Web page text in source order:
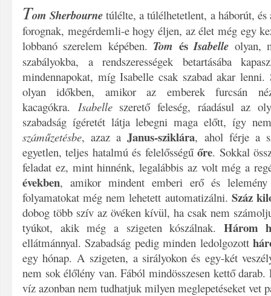
Tom Sherbourne túlélte, a túlélhetetlent, a háborút,
forognak, megérdemli-e hogy éljen, az élet még egy
lobbanó szerelem képében. Tom ésIsabelle olyan,
szabályokba, a rendszerességek betartásába
mindennapokat, míg Isabelle csak szabad akar lenni.
olyan időkben, amikor az emberek furcsán
kacagókra. Isabelle szerető feleség, ráadásul az
szabadság ígéretét látja lebegni maga előtt, így
száműzetésbe, azaz aJanus-sziklára, ahol férje a
egyetlen, teljes hatalmú és felelősségűőre. Sokkal
feladat ez, mint hinnénk, legalábbis az volt még a
években, amikor mindent emberi erő és
folyamatokat még nem lehetett automatizálni. Száz
dobog több szív az övéken kívül, ha csak nem
tyúkot, akik még a szigeten kószálnak. Három
ellátmánnyal. Szabadság pedig minden ledolgozott
egy hónap. A szigeten, a sirályokon és egy-két
nem sok élőlény van. Fából mindösszesen kettő
víz azonban nem tudhatjuk milyen meglepetéseket vet